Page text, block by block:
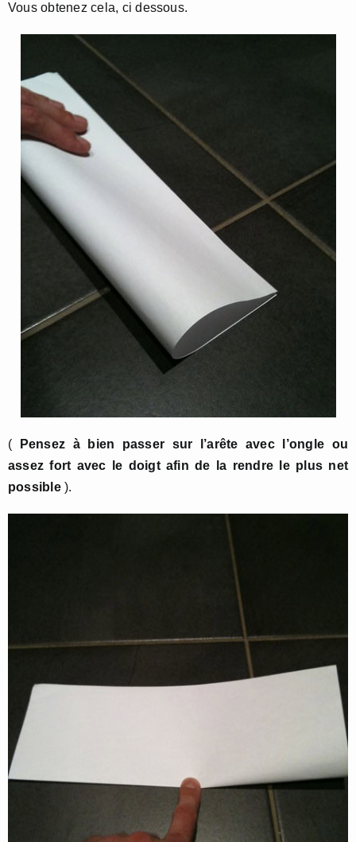
Vous obtenez cela, ci dessous.
( Pensez à bien passer sur l’arête avec l’ongle ou
assez fort avec le doigt afin de la rendre le plus net
possible).